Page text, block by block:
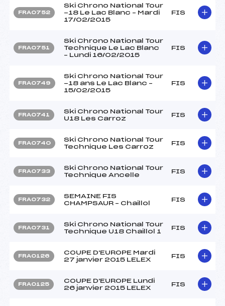
FRA0752
Ski Chrono National Tour
-18 Le Lac Blanc – Mardi
17/02/2015
FIS
FRA0751
Ski Chrono National Tour
Technique Le Lac Blanc
– Lundi 16/02/2015
FIS
FRA0749
Ski Chrono National Tour
-18 ans Le Lac Blanc –
15/02/2015
FIS
FRA0741
Ski Chrono National Tour
U18 Les Carroz
FIS
FRA0740
Ski Chrono National Tour
Technique Les Carroz
FIS
FRA0733
Ski Chrono National Tour
Technique Ancelle
FIS
FRA0732
SEMAINE FIS
CHAMPSAUR – Chaillol
FIS
FRA0731
Ski Chrono National Tour
Technique U18 Chaillol 1
FIS
FRA0126
COUPE D'EUROPE Mardi
27 janvier 2015 LELEX
FIS
FRA0125
COUPE D'EUROPE Lundi
26 janvier 2015 LELEX
FIS